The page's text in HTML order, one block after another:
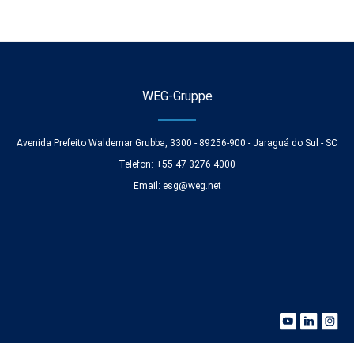
WEG-Gruppe
Avenida Prefeito Waldemar Grubba, 3300 - 89256-900 - Jaraguá do Sul - SC
Telefon: +55 47 3276 4000
Email: esg@weg.net